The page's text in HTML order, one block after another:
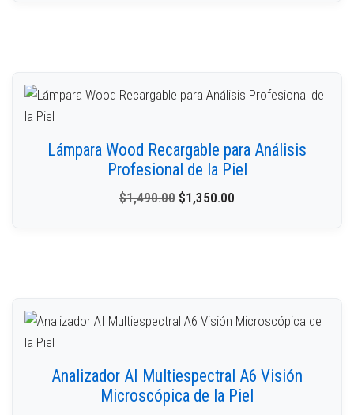
Lámpara Wood Recargable para Análisis
Profesional de la Piel
$1,490.00 $1,350.00
Analizador AI Multiespectral A6 Visión
Microscópica de la Piel